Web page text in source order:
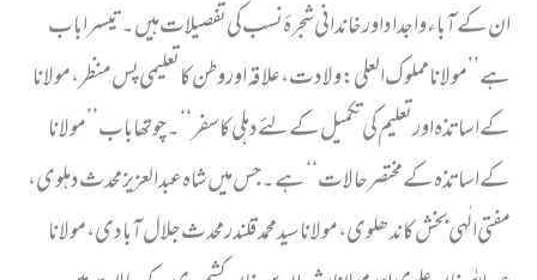
ان کے آباء واجداد اور خاندانی شجرۂ نسب کی تفصیلات ہیں ۔ تیسرا باب
ہے ’’ مولانا مملوک العلی: ولادت ، علاقہ اور وطن کا تعلیمی پس منظر ، مولانا
کے اساتذہ اور تعلیم کی تکمیل کے لئے دہلی کا سفر ‘‘ ۔ چوتھا باب ’’ مولانا
کے اساتذہ کے مختصر حالات ‘‘ ہے۔ جس میں شاہ عبدالعزیز محدث دہلوی ،
مفتی الٰہی بخش کاندھلوی ، مولانا سید محمد قلندر محدث جلال آبادی ، مولانا